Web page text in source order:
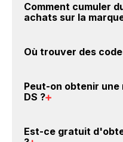
Comment cumuler
achats sur la
Créez votre compte
et vous verrez
cagnotte au plus tard
Où trouver des
promo sur les produits
Peut-on obtenir une
DS ?
crédités sur votre
Est-ce gratuit